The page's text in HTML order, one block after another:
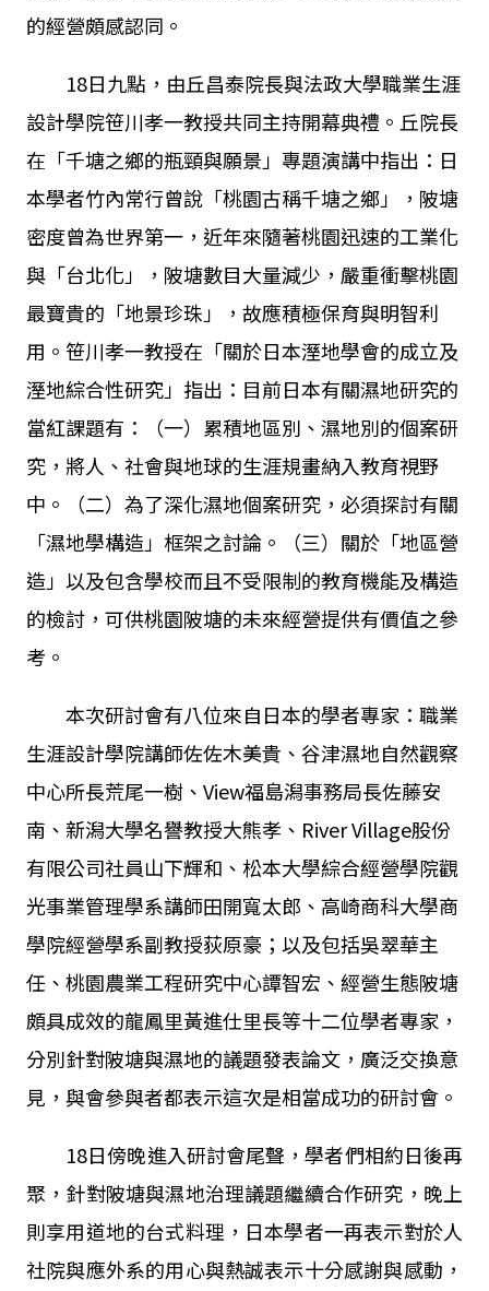
的經營頗感認同。
18日九點，由丘昌泰院長與法政大學職業生涯
設計學院笹川孝一教授共同主持開幕典禮。丘院長
在「千塘之鄉的瓶頸與願景」專題演講中指出：日
本學者竹內常行曾說「桃園古稱千塘之鄉」，陂塘
密度曾為世界第一，近年來隨著桃園迅速的工業化
與「台北化」，陂塘數目大量減少，嚴重衝擊桃園
最寶貴的「地景珍珠」，故應積極保育與明智利
用。笹川孝一教授在「關於日本溼地學會的成立及
溼地綜合性研究」指出：目前日本有關濕地研究的
當紅課題有：（一）累積地區別、濕地別的個案研
究，將人、社會與地球的生涯規畫納入教育視野
中。（二）為了深化濕地個案研究，必須探討有關
「濕地學構造」框架之討論。（三）關於「地區營
造」以及包含學校而且不受限制的教育機能及構造
的檢討，可供桃園陂塘的未來經營提供有價值之參
考。
本次研討會有八位來自日本的學者專家：職業
生涯設計學院講師佐佐木美貴、谷津濕地自然觀察
中心所長荒尾一樹、View福島潟事務局長佐藤安
南、新潟大學名譽教授大熊孝、River Village股份
有限公司社員山下輝和、松本大學綜合經營學院觀
光事業管理學系講師田開寬太郎、高崎商科大學商
學院經營學系副教授荻原豪；以及包括吳翠華主
任、桃園農業工程研究中心譚智宏、經營生態陂塘
頗具成效的龍鳳里黃進仕里長等十二位學者專家，
分別針對陂塘與濕地的議題發表論文，廣泛交換意
見，與會參與者都表示這次是相當成功的研討會。
18日傍晚進入研討會尾聲，學者們相約日後再
聚，針對陂塘與濕地治理議題繼續合作研究，晚上
則享用道地的台式料理，日本學者一再表示對於人
社院與應外系的用心與熱誠表示十分感謝與感動，